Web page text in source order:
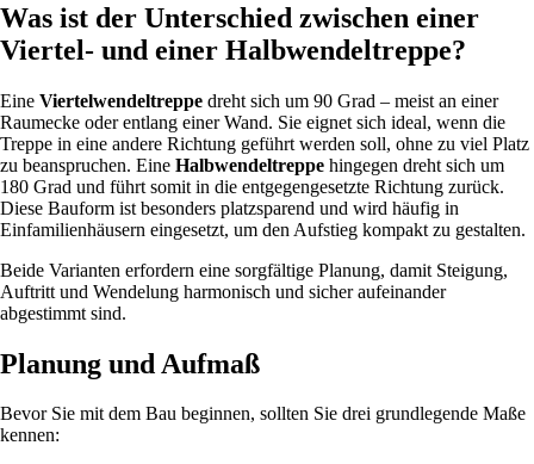
Was ist der Unterschied zwischen einer
Viertel- und einer Halbwendeltreppe?
Eine Viertelwendeltreppe dreht sich um 90 Grad – meist an einer
Raumecke oder entlang einer Wand. Sie eignet sich ideal, wenn die
Treppe in eine andere Richtung geführt werden soll, ohne zu viel Platz
zu beanspruchen. Eine Halbwendeltreppe hingegen dreht sich um
180 Grad und führt somit in die entgegengesetzte Richtung zurück.
Diese Bauform ist besonders platzsparend und wird häufig in
Einfamilienhäusern eingesetzt, um den Aufstieg kompakt zu gestalten.
Beide Varianten erfordern eine sorgfältige Planung, damit Steigung,
Auftritt und Wendelung harmonisch und sicher aufeinander
abgestimmt sind.
Planung und Aufmaß
Bevor Sie mit dem Bau beginnen, sollten Sie drei grundlegende Maße
kennen: